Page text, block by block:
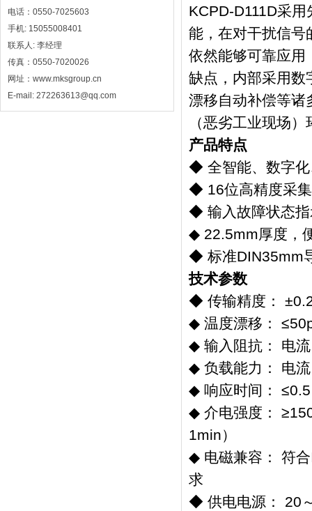
电话：0550-7025603
手机: 15055008401
联系人: 李经理
传真：0550-7020026
网址：www.mksgroup.cn
E-mail: 272263613@qq.com
KCPD-D111D采
能，在对干扰信号
依然能够可靠应用
缺点，内部采用数
漂移自动补偿等诸
（恶劣工业现场
产品特点
◆ 全智能、数字化
◆ 16位高精度采
◆ 输入故障状态
◆ 22.5mm厚度，
◆ 标准DIN35mm
技术参数
◆ 传输精度：
◆ 温度漂移：
◆ 输入阻抗： 电
◆ 负载能力： 电
◆ 响应时间：
◆ 介电强度：
1min）
◆ 电磁兼容： 符
求
◆ 供电电源： 20